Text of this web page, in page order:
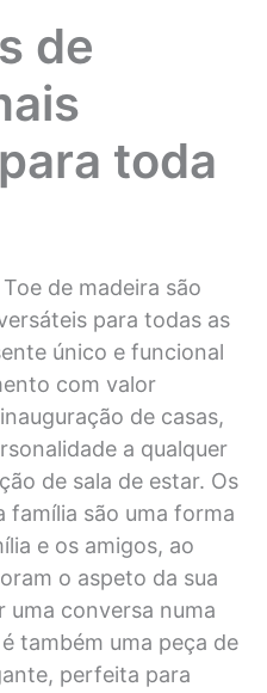
de
toda
de madeira são
para todas as
único e funcional
com valor
de casas,
a qualquer
de sala de estar. Os
família são uma forma
e os amigos, ao
o aspeto da sua
uma conversa numa
também uma peça de
perfeita para